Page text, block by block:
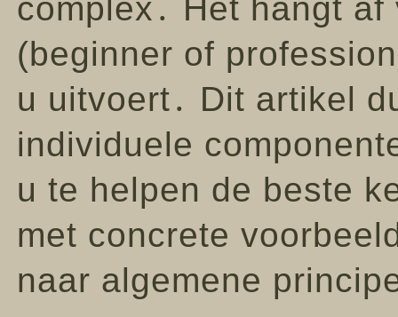
complex․ Het hangt
(beginner of
u uitvoert․ Dit artikel
individuele
u te helpen de beste
met concrete
naar algemene